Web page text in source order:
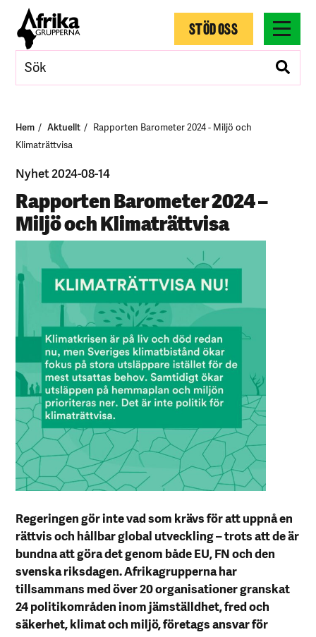
STÖD OSS
Hem Aktuellt
Rapporten Barometer 2024 - Miljö och
Klimaträttvisa
Nyhet 2024-08-14
Rapporten Barometer 2024 –
Miljö och Klimaträttvisa
Regeringen gör inte vad som krävs för att uppnå en
rättvis och hållbar global utveckling – trots att de är
bundna att göra det genom både EU, FN och den
svenska riksdagen. Afrikagrupperna har
tillsammans med över 20 organisationer granskat
24 politikområden inom jämställdhet, fred och
säkerhet, klimat och miljö, företags ansvar för